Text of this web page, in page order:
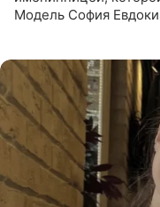
Модель София